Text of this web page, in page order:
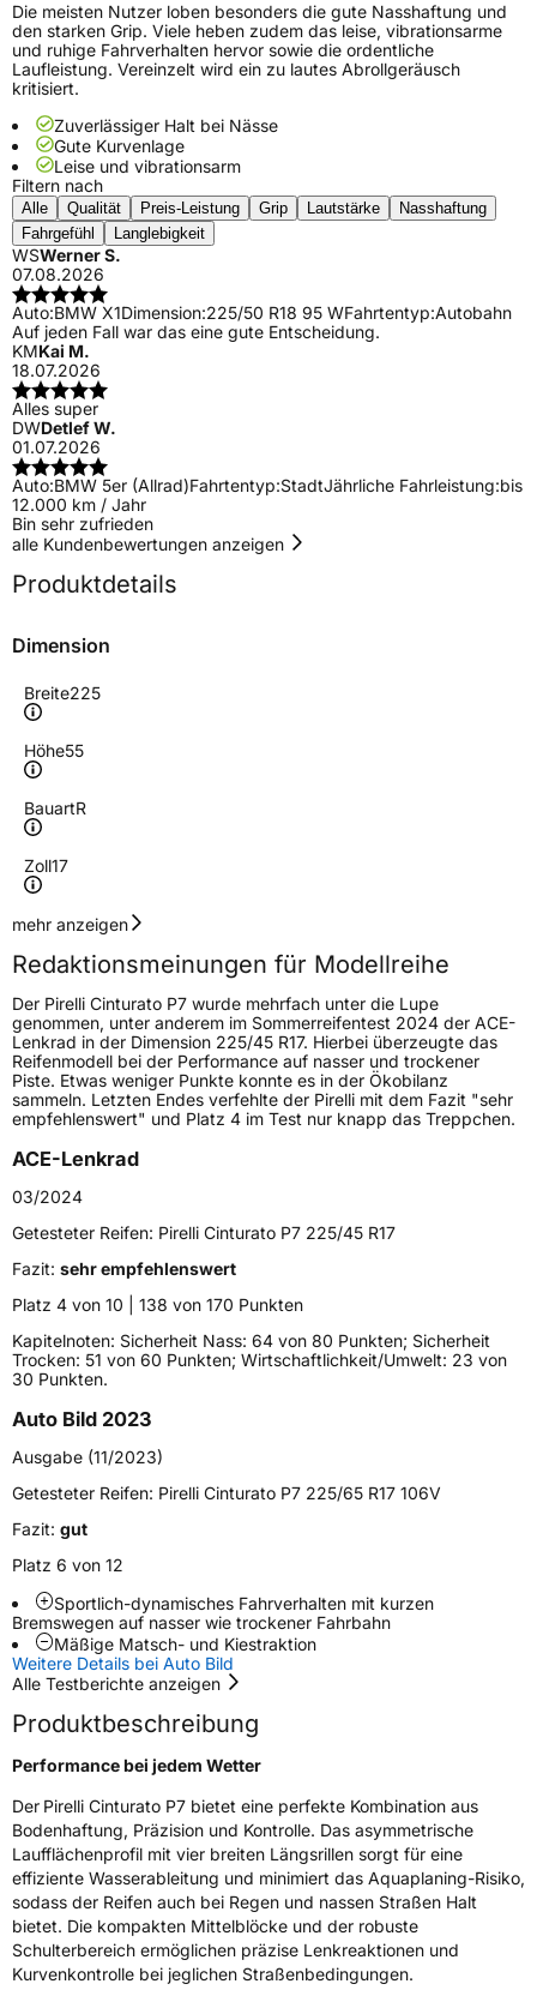
Die meisten Nutzer loben besonders die gute Nasshaftung und
den starken Grip. Viele heben zudem das leise, vibrationsarme
und ruhige Fahrverhalten hervor sowie die ordentliche
Laufleistung. Vereinzelt wird ein zu lautes Abrollgeräusch
kritisiert.
Zuverlässiger Halt bei Nässe
Gute Kurvenlage
Leise und vibrationsarm
Filtern nach
Alle Qualität Preis-Leistung Grip Lautstärke
Nasshaftung
Fahrgefühl
Langlebigkeit
WSWerner S.
07.08.2026
Auto:BMW X1Dimension:225/50 R18 95 WFahrtentyp:Autobahn
Auf jeden Fall war das eine gute Entscheidung.
KMKai M.
18.07.2026
Alles super
DWDetlef W.
01.07.2026
Auto:BMW 5er (Allrad)Fahrtentyp:StadtJährliche Fahrleistung:bis
12.000 km / Jahr
Bin sehr zufrieden
alle Kundenbewertungen anzeigen
Produktdetails
Dimension
Breite225
Höhe55
BauartR
Zoll17
Geschwindigkeitsindex
Höchstgeschwindigkeit
300 km/h
Lastindex97
Höchstlast730 kg
Gewicht (in kg)13,473 kg
Generelle Merkmale
Fahrzeugtyp
VerwendungSommerreifen
ModellnameCinturato P7
FahrzeugartPKW & SUV
Weitere Eigenschaften
Schlauchtyp
ZustandNeureifen
Empfohlen für BMW*
Empfohlen für MercedesMOE
EU Label
Effizienz
Nasshaftung
Rollgeräusch (Klasse)B
Rollgeräusch (dB)70
FahrzeugklasseC1
mehr anzeigen
Redaktionsmeinungen für Modellreihe
Der Pirelli Cinturato P7 wurde mehrfach unter die Lupe
genommen, unter anderem im Sommerreifentest 2024 der ACE-
Lenkrad in der Dimension 225/45 R17. Hierbei überzeugte das
Reifenmodell bei der Performance auf nasser und trockener
Piste. Etwas weniger Punkte konnte es in der Ökobilanz
sammeln. Letzten Endes verfehlte der Pirelli mit dem Fazit "sehr
empfehlenswert" und Platz 4 im Test nur knapp das Treppchen.
ACE-Lenkrad
03/2024
Getesteter Reifen: Pirelli Cinturato P7 225/45 R17
Fazit: sehr empfehlenswert
Platz 4 von 10 | 138 von 170 Punkten
Kapitelnoten: Sicherheit Nass: 64 von 80 Punkten; Sicherheit
Trocken: 51 von 60 Punkten; Wirtschaftlichkeit/Umwelt: 23 von
30 Punkten.
Auto Bild 2023
Ausgabe (11/2023)
Getesteter Reifen: Pirelli Cinturato P7 225/65 R17 106V
Fazit: gut
Platz 6 von 12
Sportlich-dynamisches Fahrverhalten mit kurzen
Bremswegen auf nasser wie trockener Fahrbahn
Mäßige Matsch- und Kiestraktion
Weitere Details bei Auto Bild
Alle Testberichte anzeigen
Produktbeschreibung
Performance bei jedem Wetter
Der Pirelli Cinturato P7 bietet eine perfekte Kombination aus
Bodenhaftung, Präzision und Kontrolle. Das asymmetrische
Laufflächenprofil mit vier breiten Längsrillen sorgt für eine
effiziente Wasserableitung und minimiert das Aquaplaning-Risiko,
sodass der Reifen auch bei Regen und nassen Straßen Halt
bietet. Die kompakten Mittelblöcke und der robuste
Schulterbereich ermöglichen präzise Lenkreaktionen und
Kurvenkontrolle bei jeglichen Straßenbedingungen.